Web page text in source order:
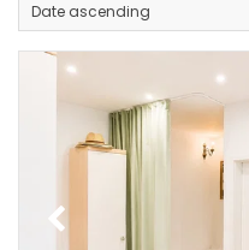
Date ascending